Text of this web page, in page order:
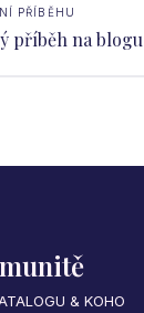
PŘÍBĚHU
příběh na blogu